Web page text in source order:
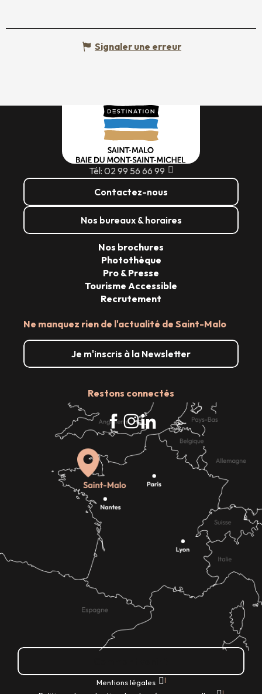
Signaler une erreur
Tél: 02 99 56 66 99
Contactez-nous
Nos bureaux & horaires
Ne manquez rien de l'actualité de Saint-Malo
Je m'inscris à la Newsletter
Restons connectés
Nos brochures
Photothèque
Pro & Presse
Tourisme Accessible
Recrutement
Mentions légales |